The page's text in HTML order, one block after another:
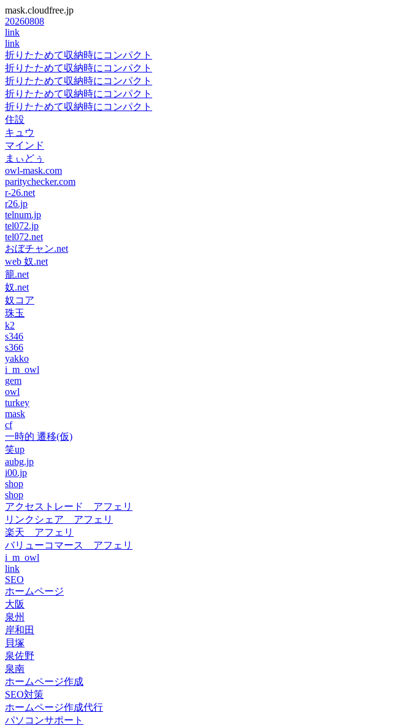
mask.cloudfree.jp
20260808
link
link
折りたためて収納時にコンパクト
折りたためて収納時にコンパクト
折りたためて収納時にコンパクト
折りたためて収納時にコンパクト
折りたためて収納時にコンパクト
住設
キュウ
マインド
まぃどぅ
owl-mask.com
paritychecker.com
r-26.net
r26.jp
telnum.jp
tel072.jp
tel072.net
おぼチャン.net
web 奴.net
籠.net
奴.net
奴コア
珠玉
k2
s346
s366
yakko
i_m_owl
gem
owl
turkey
mask
cf
一時的 遷移(仮)
笑up
aubg.jp
i00.jp
shop
shop
アクセストレード アフェリ
リンクシェア アフェリ
楽天 アフェリ
バリューコマース アフェリ
i_m_owl
link
SEO
ホームページ
大阪
泉州
岸和田
貝塚
泉佐野
泉南
ホームページ作成
SEO対策
ホームページ作成代行
パソコンサポート